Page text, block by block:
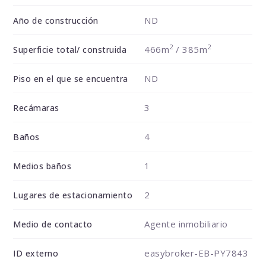
Año de construcción ND
Superficie total/ construida 466m2/ 385m2
Piso en el que se encuentra ND
Recámaras 3
Baños 4
Medios baños 1
Lugares de estacionamiento 2
Medio de contacto Agente inmobiliario
ID externo easybroker-EB-PY7843